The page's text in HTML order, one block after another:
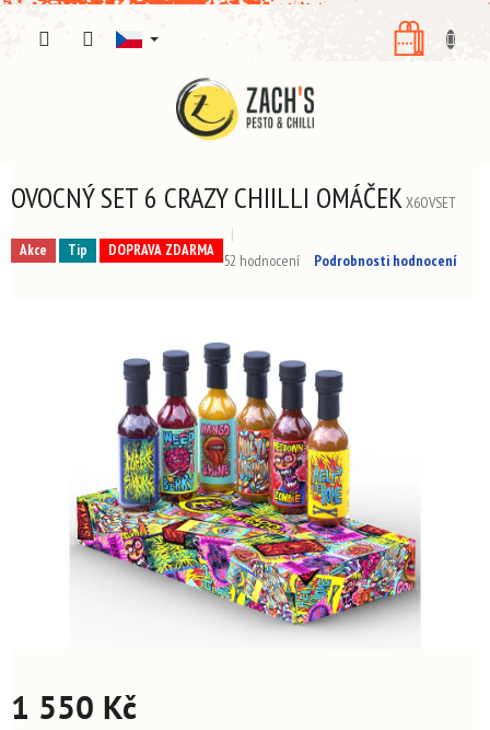
NÁKUPNÍ
OVOCNÝ SET 6 CRAZY CHIILLI OMÁČEKX6OVSET
Akce Tip DOPRAVA ZDARMA Průměrné
z
hvězdiček.
52 hodnocení Podrobnosti hodnocení
1 550 Kč